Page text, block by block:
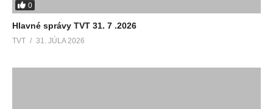
0
Hlavné správy TVT 31. 7 .2026
TVT 31. JÚLA 2026